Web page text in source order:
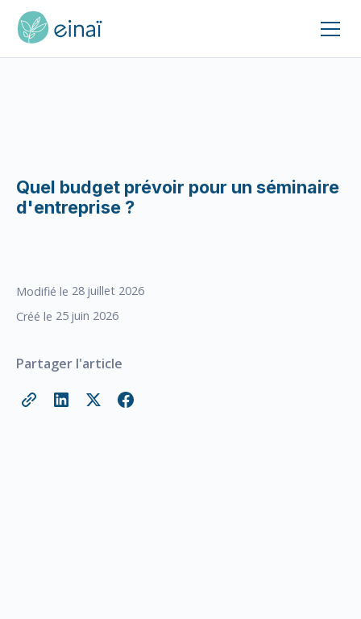
Quel budget prévoir pour un séminaire
d'entreprise ?
Modifié le 28 juillet 2026
Créé le 25 juin 2026
Partager l'article